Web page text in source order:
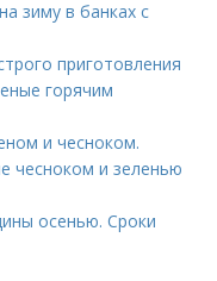
зиму в банках с
приготовления
горячим
и чесноком.
чесноком и зеленью
осенью. Сроки